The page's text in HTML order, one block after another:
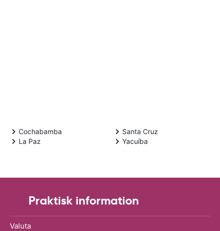
Cochabamba
La Paz
Santa Cruz
Yacuíba
Praktisk information
Valuta